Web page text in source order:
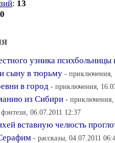
: 13
узника психбольницы
сыну в тюрьму - приключения,
в город - приключения,
из Сибири - приключения,
06.07.2011 12:37
вставную челюсть
- рассказы, 04.07.2011